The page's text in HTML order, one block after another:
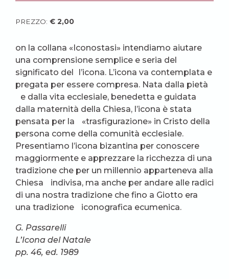
PREZZO: € 2,00
on la collana «Iconostasi» intendiamo aiutare
una comprensione semplice e seria del
significato del l’icona. L’icona va contemplata e
pregata per essere compresa. Nata dalla pietà
e dalla vita ecclesiale, benedetta e guidata
dalla maternità della Chiesa, l’icona è stata
pensata per la «trasfigurazione» in Cristo della
persona come della comunità ecclesiale.
Presentiamo l’icona bizantina per conoscere
maggiormente e apprezzare la ricchezza di una
tradizione che per un millennio apparteneva alla
Chiesa indivisa, ma anche per andare alle radici
di una nostra tradizione che fino a Giotto era
una tradizione iconografica ecumenica.
G. Passarelli
L’Icona del Natale
pp. 46, ed. 1989